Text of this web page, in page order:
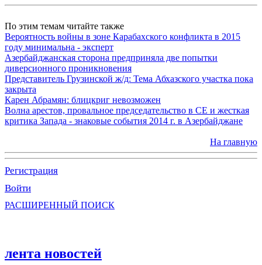
По этим темам читайте также
Вероятность войны в зоне Карабахского конфликта в 2015
году минимальна - эксперт
Азербайджанская сторона предприняла две попытки
диверсионного проникновения
Представитель Грузинской ж/д: Тема Абхазского участка пока
закрыта
Карен Абрамян: блицкриг невозможен
Волна арестов, провальное председательство в СЕ и жесткая
критика Запада - знаковые события 2014 г. в Азербайджане
На главную
Регистрация
Войти
РАСШИРЕННЫЙ ПОИСК
лента новостей